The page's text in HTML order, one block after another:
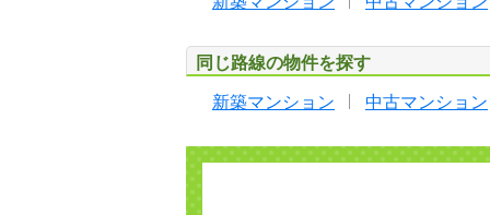
同じ路線の物件を探す
新築マンション 中古マンション